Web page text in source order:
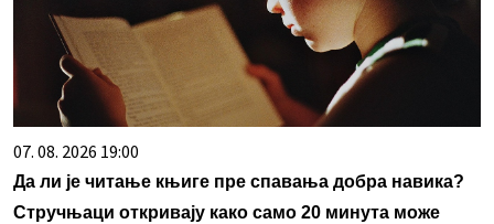
07. 08. 2026 19:00
Да ли је читање књиге пре спавања добра навика?
Стручњаци откривају како само 20 минута може